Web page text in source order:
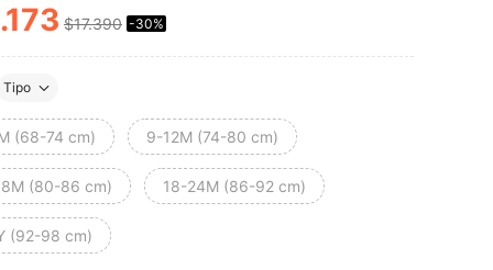
AND AVAILABILITY
$17.390 -30%
Tipo
(68-74 cm) 9-12M (74-80 cm)
(80-86 cm) 18-24M (86-92 cm)
(92-98 cm)